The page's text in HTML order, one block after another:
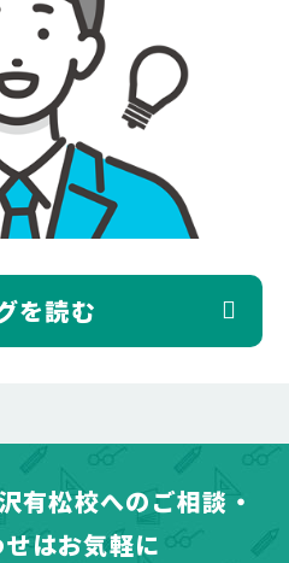
を読む
有松校へのご相談・
はお気軽に